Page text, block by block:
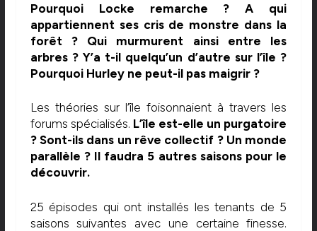
Pourquoi Locke remarche ? A qui
appartiennent ses cris de monstre dans la
forêt ? Qui murmurent ainsi entre les
arbres ? Y’a t-il quelqu’un d’autre sur l’île ?
Pourquoi Hurley ne peut-il pas maigrir ?
Les théories sur l’île foisonnaient à travers les
forums spécialisés. L’île est-elle un purgatoire
? Sont-ils dans un rêve collectif ? Un monde
parallèle ? Il faudra 5 autres saisons pour le
découvrir.
25 épisodes qui ont installés les tenants de 5
saisons suivantes avec une certaine finesse.